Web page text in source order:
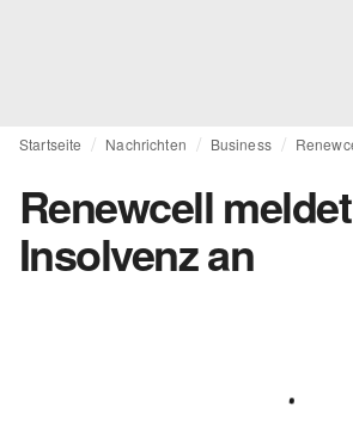
Startseite Nachrichten Business
Renewcell meldet
Insolvenz an